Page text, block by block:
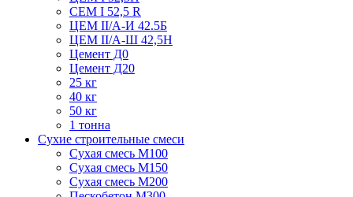
CEM I 52,5 R
ЦЕМ II/А-И 42.5Б
ЦЕМ II/А-Ш 42,5Н
Цемент Д0
Цемент Д20
25 кг
40 кг
50 кг
1 тонна
Сухие строительные смеси
Сухая смесь М100
Сухая смесь М150
Сухая смесь М200